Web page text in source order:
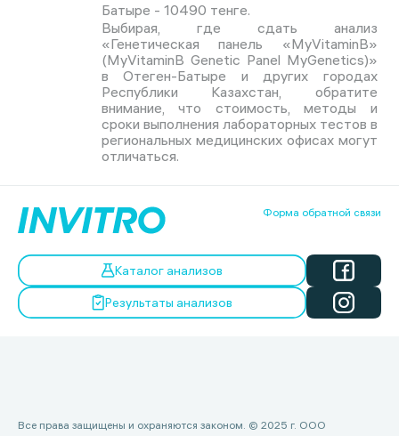
Батыре - 10490 тенге.
Выбирая, где сдать анализ
«Генетическая панель «MyVitaminB»
(MyVitaminB Genetic Panel MyGenetics)»
в Отеген-Батыре и других городах
Республики Казахстан, обратите
внимание, что стоимость, методы и
сроки выполнения лабораторных тестов в
региональных медицинских офисах могут
отличаться.
Форма обратной связи
Каталог анализов
Результаты анализов
Все права защищены и охраняются законом. © 2025 г. ООО